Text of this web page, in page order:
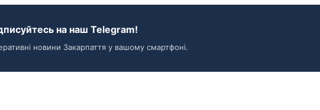
на наш Telegram!
новини Закарпаття у вашому смартфоні.